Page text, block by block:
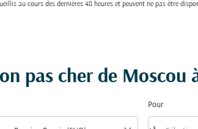
au cours des dernières 48 heures et peuvent ne pas être
pas cher de Moscou
Pour